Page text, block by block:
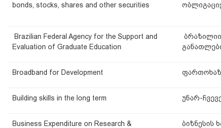
bonds, stocks, shares and other securities
Brazilian Federal Agency for the Support and
Evaluation of Graduate Education
Broadband for Development
Building skills in the long term უნარ-
Business Expenditure on Research &
ბიზნესის